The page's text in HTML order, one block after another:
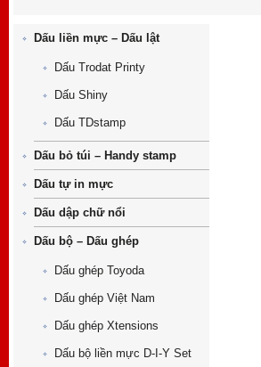
Dấu liền mực – Dấu lật
Dấu Trodat Printy
Dấu Shiny
Dấu TDstamp
Dấu bỏ túi – Handy stamp
Dấu tự in mực
Dấu dập chữ nổi
Dấu bộ – Dấu ghép
Dấu ghép Toyoda
Dấu ghép Việt Nam
Dấu ghép Xtensions
Dấu bộ liền mực D-I-Y Set